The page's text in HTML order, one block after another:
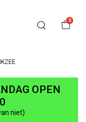
0
OPEN
niet)